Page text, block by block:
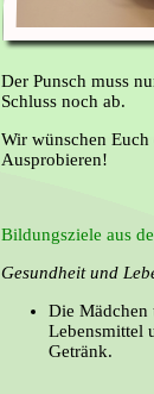
Der Punsch muss
Schluss noch ab.
Wir wünschen
Ausprobieren!
Bildungsziele aus
Gesundheit und
Die Mädchen
Lebensmittel
Getränk.